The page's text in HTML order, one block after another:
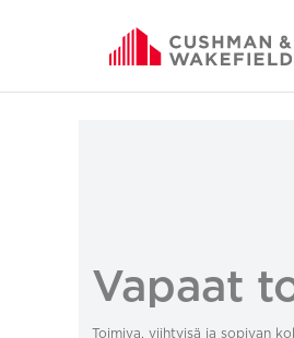
Vapaat
Toimiva, viihtyisä ja sopivan